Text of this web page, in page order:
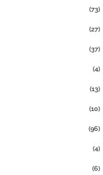
(73)
(27)
(37)
(4)
(13)
(10)
(96)
(4)
(6)